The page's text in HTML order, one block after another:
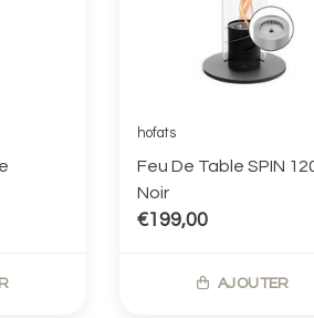
hofats
Feu De Table SPIN
Noir
€199,00
AJOUTER